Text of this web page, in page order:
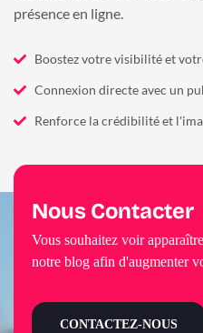
présence en ligne.
Boostez votre visibilité et
Connexion directe avec un
Renforce la crédibilité et
Nous Contacter
Vous souhaitez voir
notre blog afin d'augmenter
CONTACTEZ-NOUS